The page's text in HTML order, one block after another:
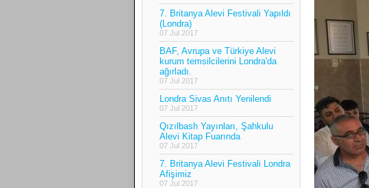
7. Britanya Alevi Festivali Yapıldı
(Londra)
07 Jul 2017
BAF, Avrupa ve Türkiye Alevi
kurum temsilcilerini Londra'da
ağırladı.
07 Jul 2017
Londra Sivas Anıtı Yenilendi
07 Jul 2017
Qızılbash Yayınları, Şahkulu
Alevi Kitap Fuarında
07 Jul 2017
7. Britanya Alevi Festivali Londra
Afişimiz
07 Jul 2017